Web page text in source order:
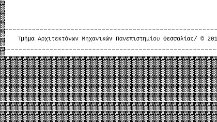
Τμήμα Αρχιτεκτόνων Μηχανικών Πανεπιστημίου Θεσσαλίας/ ©